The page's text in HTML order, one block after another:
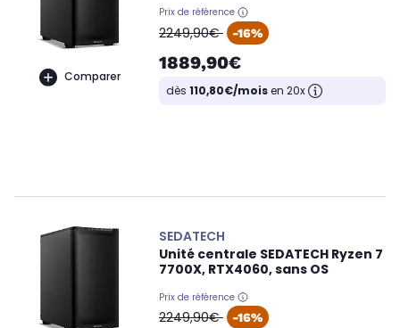
Comparer
Prix de référence
oldPrice
2249,90€ -16%
1889,90€
dès 110,80€/moisen 20x
SEDATECH
Unité centrale SEDATECH Ryzen 7
7700X, RTX4060, sans OS
Prix de référence
oldPrice
2249,90€ -16%